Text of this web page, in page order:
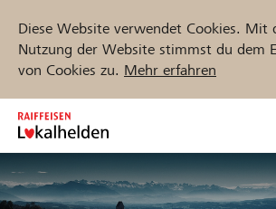
Diese Website verwendet Cookies. Mit
Nutzung der Website stimmst du dem
von Cookies zu. Mehr erfahren
Zum
Inhalt
springen